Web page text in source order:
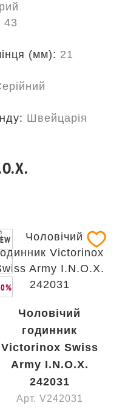
43
(мм): 21
Швейцарія
Чоловічий
годинник
Victorinox Swiss
Army I.N.O.X.
242031
Арт. V242031